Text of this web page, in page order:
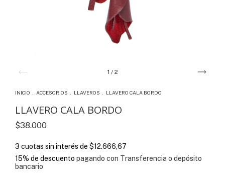
1 / 2
INICIO ACCESORIOS LLAVEROS LLAVERO CALA BORDO
LLAVERO CALA BORDO
$38.000
3 cuotas sin interés de $12.666,67
15% de descuento pagando con Transferencia o depósito
bancario